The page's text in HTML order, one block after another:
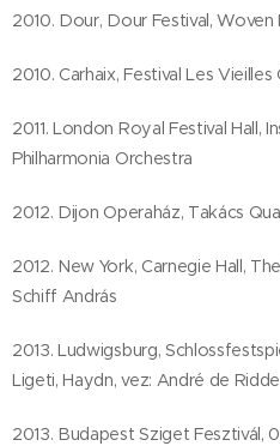
2010. Dour, Dour Festival, Woven
2010. Carhaix, Festival Les
2011. London Royal Festival Hall,
Philharmonia Orchestra
2012. Dijon Operaház, Takács
2012. New York, Carnegie Hall,
Schiff András
2013. Ludwigsburg,
Ligeti, Haydn, vez: André de
2013. Budapest Sziget Fesztivál,